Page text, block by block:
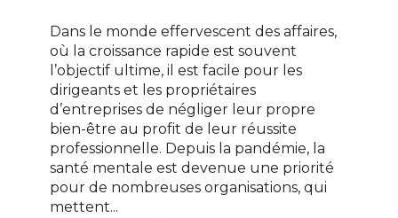
Dans le monde effervescent des affaires,
où la croissance rapide est souvent
l’objectif ultime, il est facile pour les
dirigeants et les propriétaires
d’entreprises de négliger leur propre
bien-être au profit de leur réussite
professionnelle. Depuis la pandémie, la
santé mentale est devenue une priorité
pour de nombreuses organisations, qui
mettent...